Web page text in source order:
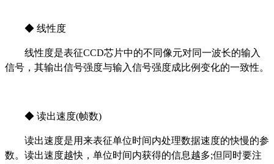
◆ 线性度
线性度是表征CCD芯片中的不同像元对同一波长的输入
信号，其输出信号强度与输入信号强度成比例变化的一致性。
◆ 读出速度(帧数)
读出速度是用来表征单位时间内处理数据速度的快慢的参
数。读出速度越快，单位时间内获得的信息越多;但同时要注